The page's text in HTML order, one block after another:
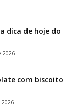
dica de hoje do
2026
com biscoito